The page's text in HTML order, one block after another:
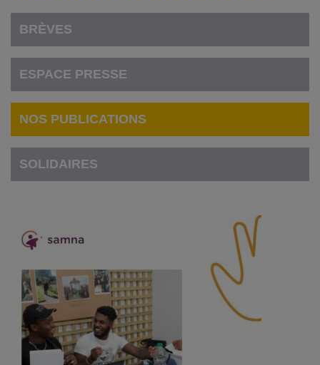
BRÈVES
ESPACE PRESSE
NOS PUBLICATIONS
SOLIDAIRES